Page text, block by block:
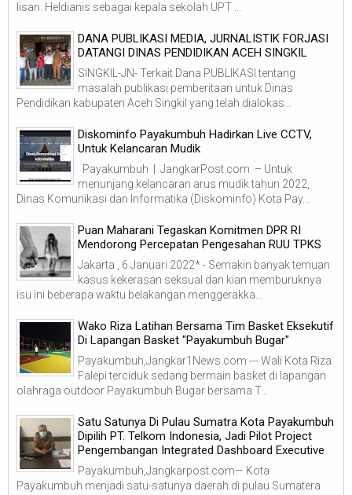
lisan. Heldianis sebagai kepala sekolah UPT ...
DANA PUBLIKASI MEDIA, JURNALISTIK FORJASI
DATANGI DINAS PENDIDIKAN ACEH SINGKIL
SINGKIL-JN- Terkait Dana PUBLIKASI tentang
masalah publikasi pemberitaan untuk Dinas
Pendidikan kabupaten Aceh Singkil yang telah dialokas...
Diskominfo Payakumbuh Hadirkan Live CCTV,
Untuk Kelancaran Mudik
Payakumbuh | JangkarPost.com – Untuk
menunjang kelancaran arus mudik tahun 2022,
Dinas Komunikasi dan Informatika (Diskominfo) Kota Pay...
Puan Maharani Tegaskan Komitmen DPR RI
Mendorong Percepatan Pengesahan RUU TPKS
Jakarta , 6 Januari 2022* - Semakin banyak temuan
kasus kekerasan seksual dan kian memburuknya
isu ini beberapa waktu belakangan menggerakka...
Wako Riza Latihan Bersama Tim Basket Eksekutif
Di Lapangan Basket "Payakumbuh Bugar"
Payakumbuh,Jangkar1News.com --- Wali Kota Riza
Falepi terciduk sedang bermain basket di lapangan
olahraga outdoor Payakumbuh Bugar bersama T...
Satu Satunya Di Pulau Sumatra Kota Payakumbuh
Dipilih PT. Telkom Indonesia, Jadi Pilot Project
Pengembangan Integrated Dashboard Executive
Payakumbuh,Jangkarpost.com— Kota
Payakumbuh menjadi satu-satunya daerah di pulau Sumatera